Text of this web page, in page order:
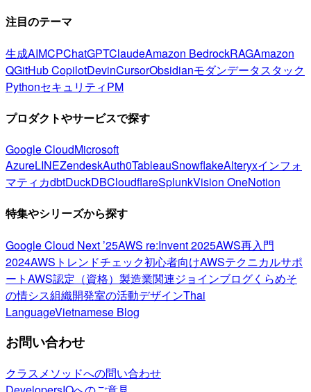
注目のテーマ
生成AIMCPChatGPTClaudeAmazon BedrockRAGAmazon
QGitHub CopilotDevinCursorObsidianモダンデータスタック
PythonセキュリティPM
プロダクトやサービスで探す
Google CloudMicrosoft
AzureLINEZendeskAuth0TableauSnowflakeAlteryxインフォ
マティカdbtDuckDBCloudflareSplunkVision OneNotion
特集やシリーズから探す
Google Cloud Next ’25AWS re:Invent 2025AWS再入門
2024AWSトレンドチェック初心者向けAWSテクニカルサポ
ートAWS認定（資格） 製造業関連ジョインブログくらめそ
の情シス組織開発室の活動デザインThai
LanguageVietnamese Blog
お問い合わせ
クラスメソッドへの問い合わせ